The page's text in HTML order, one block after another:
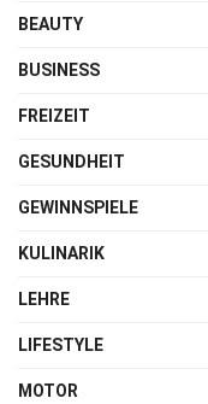
BEAUTY
BUSINESS
FREIZEIT
GESUNDHEIT
GEWINNSPIELE
KULINARIK
LEHRE
LIFESTYLE
MOTOR